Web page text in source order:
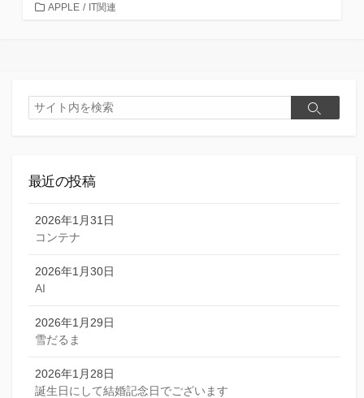
カAPPLE / IT関連
検
索
検
最近の投稿
2026年1月31日
コンテナ
2026年1月30日
AI
2026年1月29日
雪だるま
2026年1月28日
誕生日にして結婚記念日でございます